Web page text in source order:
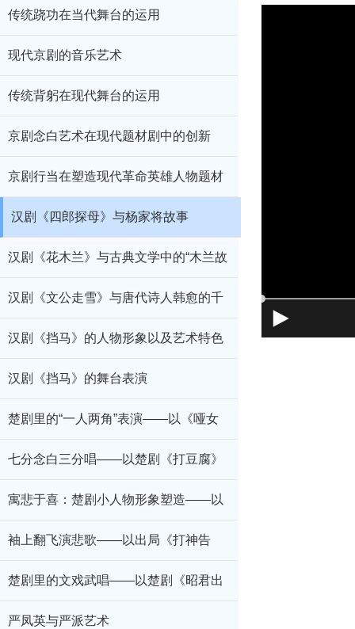
传统跷功在当代舞台的运用
现代京剧的音乐艺术
传统背躬在现代舞台的运用
京剧念白艺术在现代题材剧中的创新
京剧行当在塑造现代革命英雄人物题材
剧中的应用与创新
汉剧《四郎探母》与杨家将故事
汉剧《花木兰》与古典文学中的“木兰故
事”
汉剧《文公走雪》与唐代诗人韩愈的千
古名句
汉剧《挡马》的人物形象以及艺术特色
汉剧《挡马》的舞台表演
楚剧里的“一人两角”表演——以《哑女
告状》为例
七分念白三分唱——以楚剧《打豆腐》
为例
寓悲于喜：楚剧小人物形象塑造——以
楚剧《打豆腐》为例
袖上翻飞演悲歌——以出局《打神告
庙》为例
楚剧里的文戏武唱——以楚剧《昭君出
塞》为例
严凤英与严派艺术